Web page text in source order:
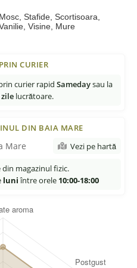
Mosc, Stafide, Scortisoara,
Visine, Mure
CURIER
curier rapid Samedaysau la
zile lucrătoare.
DIN BAIA MARE
Mare Vezi pe hartă
magazinul fizic.
luniîntre orele 10:00-18:00